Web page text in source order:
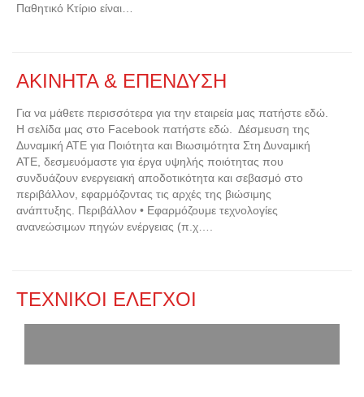
Παθητικό Κτίριο είναι…
ΑΚΙΝΗΤΑ & ΕΠΕΝΔΥΣΗ
Για να μάθετε περισσότερα για την εταιρεία μας πατήστε εδώ.
Η σελίδα μας στο Facebook πατήστε εδώ. Δέσμευση της
Δυναμική ΑΤΕ για Ποιότητα και Βιωσιμότητα Στη Δυναμική
ΑΤΕ, δεσμευόμαστε για έργα υψηλής ποιότητας που
συνδυάζουν ενεργειακή αποδοτικότητα και σεβασμό στο
περιβάλλον, εφαρμόζοντας τις αρχές της βιώσιμης
ανάπτυξης. Περιβάλλον • Εφαρμόζουμε τεχνολογίες
ανανεώσιμων πηγών ενέργειας (π.χ….
ΤΕΧΝΙΚΟΙ ΕΛΕΓΧΟΙ